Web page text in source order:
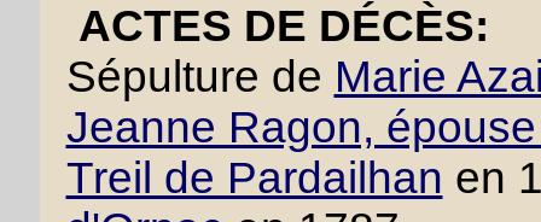
ACTES DE DÉCÈS:
Sépulture de Marie
Jeanne Ragon,
Treil de Pardailhan en